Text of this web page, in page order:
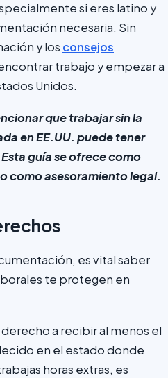
si eres latino y
necesaria. Sin
y los consejos
trabajo y empezar a
Unidos.
que trabajar sin la
en EE.UU. puede tener
guía se ofrece como
como asesoramiento legal.
es vital saber
te protegen en
a recibir al menos el
en el estado donde
horas extras, es